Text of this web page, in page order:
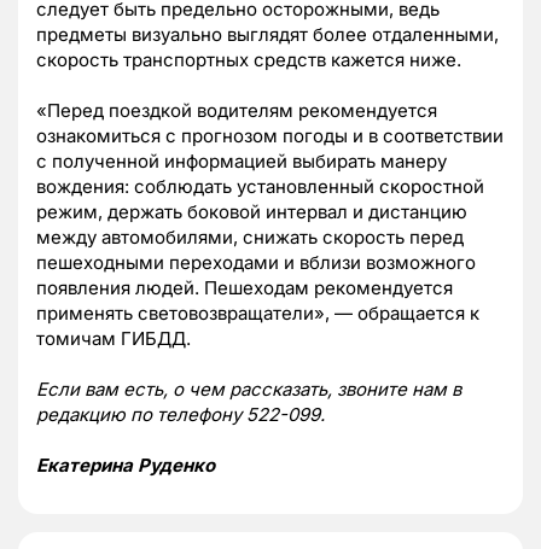
следует быть предельно осторожными, ведь
предметы визуально выглядят более отдаленными,
скорость транспортных средств кажется ниже.
«Перед поездкой водителям рекомендуется
ознакомиться с прогнозом погоды и в соответствии
с полученной информацией выбирать манеру
вождения: соблюдать установленный скоростной
режим, держать боковой интервал и дистанцию
между автомобилями, снижать скорость перед
пешеходными переходами и вблизи возможного
появления людей. Пешеходам рекомендуется
применять световозвращатели», — обращается к
томичам ГИБДД.
Если вам есть, о чем рассказать, звоните нам в
редакцию по телефону 522-099.
Екатерина Руденко